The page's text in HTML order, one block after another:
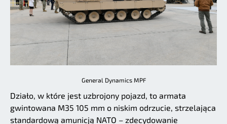
General Dynamics MPF
Działo, w które jest uzbrojony pojazd, to armata
gwintowana M35 105 mm o niskim odrzucie, strzelająca
standardową amunicją NATO – zdecydowanie